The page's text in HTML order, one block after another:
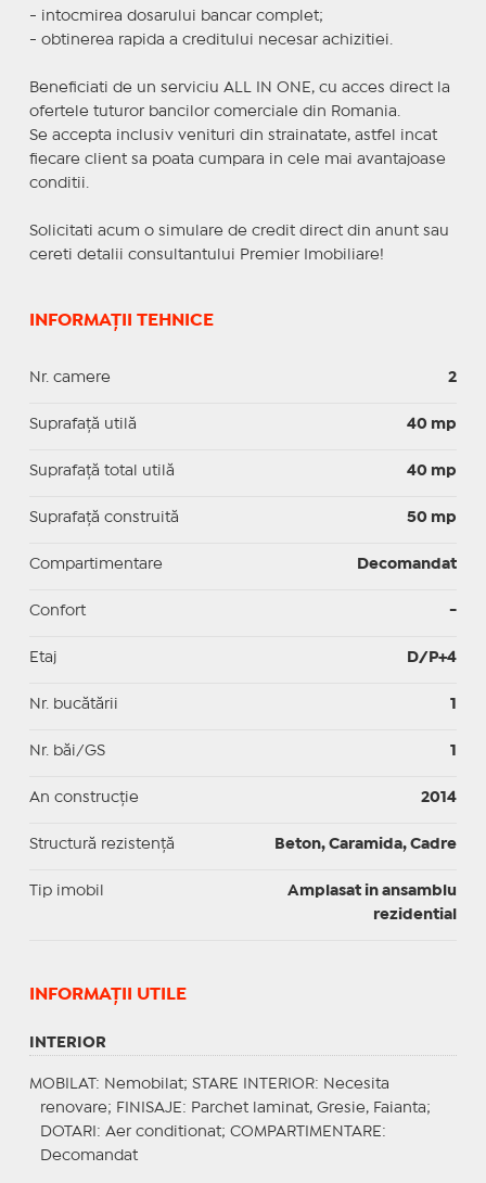
- intocmirea dosarului bancar complet;
- obtinerea rapida a creditului necesar achizitiei.
Beneficiati de un serviciu ALL IN ONE, cu acces direct la
ofertele tuturor bancilor comerciale din Romania.
Se accepta inclusiv venituri din strainatate, astfel incat
fiecare client sa poata cumpara in cele mai avantajoase
conditii.
Solicitati acum o simulare de credit direct din anunt sau
cereti detalii consultantului Premier Imobiliare!
INFORMAȚII TEHNICE
Nr. camere 2
Suprafaţă utilă 40 mp
Suprafaţă total utilă 40 mp
Suprafaţă construită 50 mp
Compartimentare Decomandat
Confort -
Etaj D/P+4
Nr. bucătării 1
Nr. băi/GS 1
An construcție 2014
Structură rezistență Beton, Caramida, Cadre
Tip imobil
Amplasat in ansamblu
rezidential
INFORMAŢII UTILE
INTERIOR
MOBILAT : Nemobilat; STARE INTERIOR: Necesita
renovare; FINISAJE : Parchet laminat, Gresie, Faianta;
DOTARI : Aer conditionat; COMPARTIMENTARE :
Decomandat